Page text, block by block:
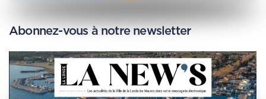
Abonnez-vous à notre newsletter